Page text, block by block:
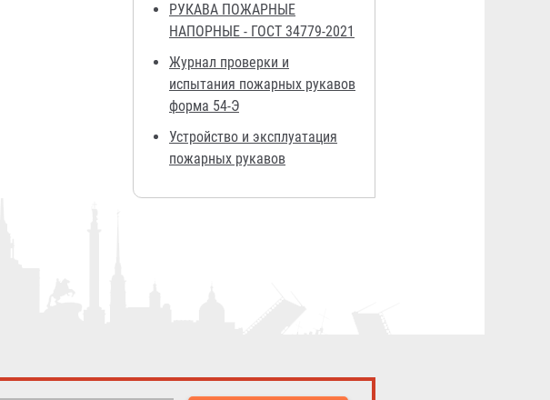
РУКАВА ПОЖАРНЫЕ
НАПОРНЫЕ - ГОСТ 34779-2021
Журнал проверки и
испытания пожарных рукавов
форма 54-Э
Устройство и эксплуатация
пожарных рукавов